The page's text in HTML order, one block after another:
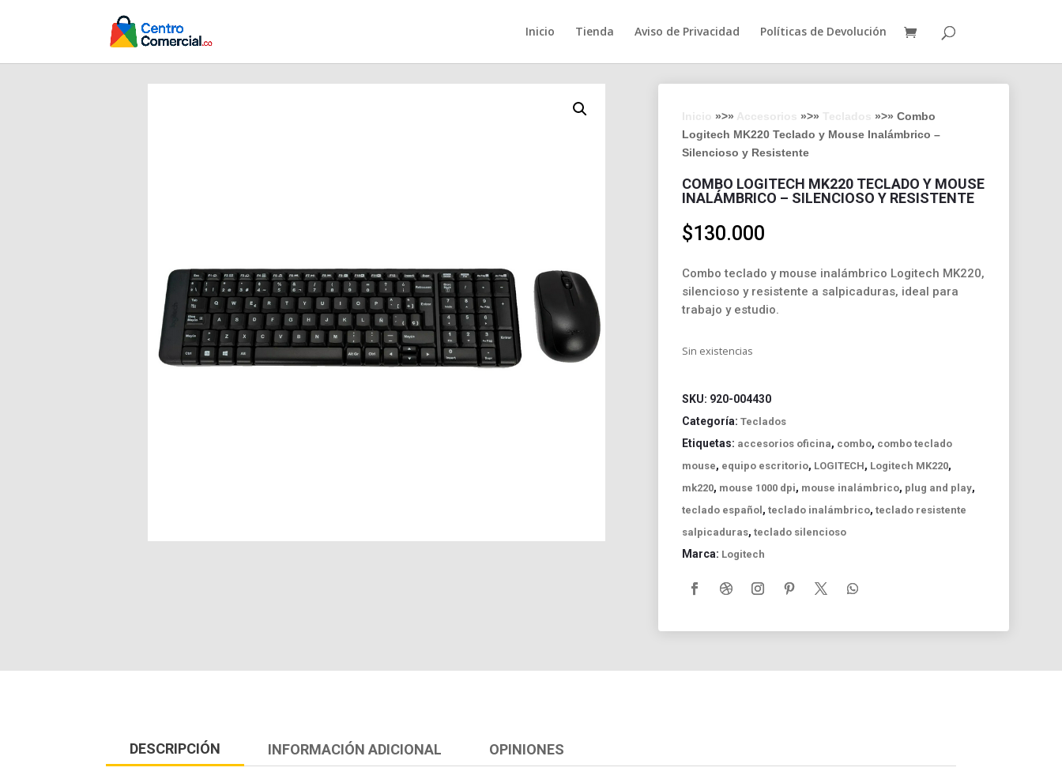
Inicio Tienda Aviso de Privacidad Políticas de Devolución
»>» »>»
»>» Combo
Logitech MK220 Teclado y Mouse Inalámbrico –
Silencioso y Resistente
COMBO LOGITECH MK220 TECLADO Y MOUSE
INALÁMBRICO – SILENCIOSO Y RESISTENTE
$130.000
Combo teclado y mouse inalámbrico Logitech MK220,
silencioso y resistente a salpicaduras, ideal para
trabajo y estudio.
Sin existencias
SKU: 920-004430
Categoría: Teclados
Etiquetas: accesorios oficina, combo, combo teclado
mouse, equipo escritorio, LOGITECH, Logitech MK220,
mk220, mouse 1000 dpi, mouse inalámbrico, plug and play,
teclado español , teclado inalámbrico, teclado resistente
salpicaduras, teclado silencioso
Marca: Logitech
DESCRIPCIÓN INFORMACIÓN ADICIONAL OPINIONES